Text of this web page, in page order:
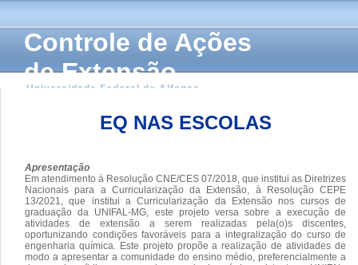
Controle de Ações
de Extensão
Universidade Federal de Alfenas
EQ NAS ESCOLAS
Apresentação
Em atendimento à Resolução CNE/CES 07/2018, que institui as Diretrizes
Nacionais para a Curricularização da Extensão, à Resolução CEPE
13/2021, que institui a Curricularização da Extensão nos cursos de
graduação da UNIFAL-MG, este projeto versa sobre a execução de
atividades de extensão a serem realizadas pela(o)s discentes,
oportunizando condições favoráveis para a integralização do curso de
engenharia química. Este projeto propõe a realização de atividades de
modo a apresentar a comunidade do ensino médio, preferencialmente a